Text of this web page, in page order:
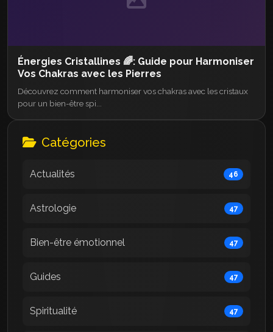
Énergies Cristallines 🌈: Guide pour Harmoniser
Vos Chakras avec les Pierres
Découvrez comment harmoniser vos chakras avec les cristaux
pour un bien-être spi...
Catégories
Actualités 46
Astrologie 47
Bien-être émotionnel 47
Guides 47
Spiritualité 47